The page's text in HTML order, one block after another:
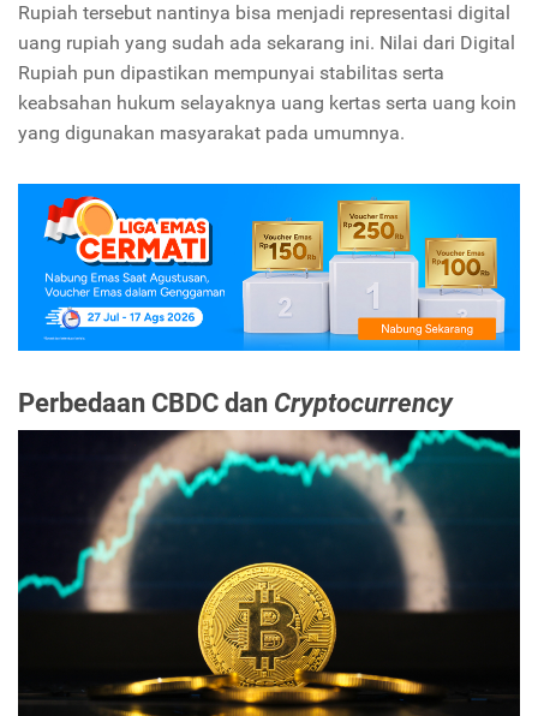
Rupiah tersebut nantinya bisa menjadi representasi digital
uang rupiah yang sudah ada sekarang ini. Nilai dari Digital
Rupiah pun dipastikan mempunyai stabilitas serta
keabsahan hukum selayaknya uang kertas serta uang koin
yang digunakan masyarakat pada umumnya.
Perbedaan CBDC dan Cryptocurrency